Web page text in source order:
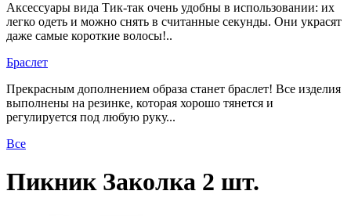
Аксессуары вида Тик-так очень удобны в использовании: их
легко одеть и можно снять в считанные секунды. Они украсят
даже самые короткие волосы!..
Браслет
Прекрасным дополнением образа станет браслет! Все изделия
выполнены на резинке, которая хорошо тянется и
регулируется под любую руку...
Все
Пикник Заколка 2 шт.